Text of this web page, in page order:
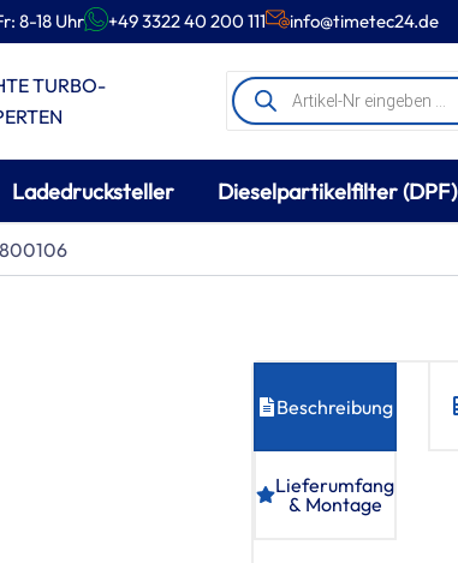
8-18 Uhr +49 3322 40 200 111 info@timetec24.de
TURBO-
Products
search
Ladedrucksteller Dieselpartikelfilter (DPF)
Beschreibung
Lieferumfang
& Montage